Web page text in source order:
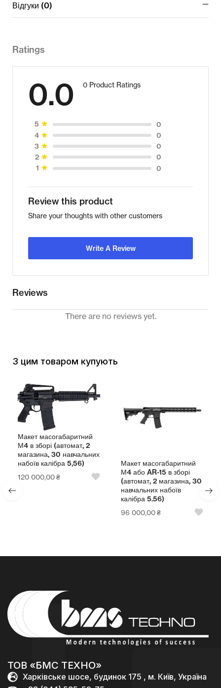
Відгуки (0)
Ratings
0.0 0 Product Ratings
5
0
4
0
3
0
2
0
1
0
Review this product
Share your thoughts with other customers
Write A Review
Reviews
There are no reviews yet.
З цим товаром купують
Макет масогабаритний
М4 в зборі (автомат, 2
магазина, 30 навчальних
набоїв калібра 5,56)
120 000,00₴
Макет масогабаритний
М4 або AR-15 в зборі
(автомат, 2 магазина, 30
навчальних набоїв
калібра 5.56)
96 000,00₴
ТОВ «БМС ТЕХНО»
Харківське шосе, будинок 175 , м. Київ, Україна